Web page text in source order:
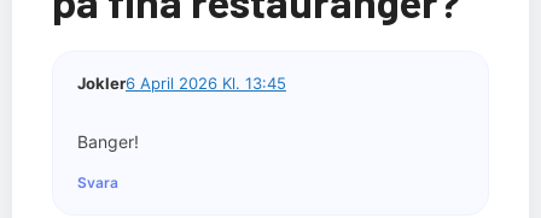
Jokler6 April 2026 Kl. 13:45
Banger!
Svara